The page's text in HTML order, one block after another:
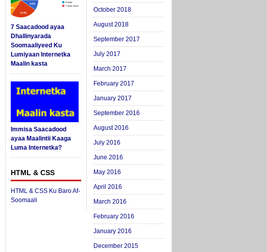
7 Saacadood ayaa
Dhallinyarada
Soomaaliyeed Ku
Lumiyaan Internetka
Maalin kasta
Immisa Saacadood
ayaa Maalintii Kaaga
Luma Internetka?
HTML & CSS
HTML & CSS Ku Baro Af-
Soomaali
October 2018
August 2018
September 2017
July 2017
March 2017
February 2017
January 2017
September 2016
August 2016
July 2016
June 2016
May 2016
April 2016
March 2016
February 2016
January 2016
December 2015